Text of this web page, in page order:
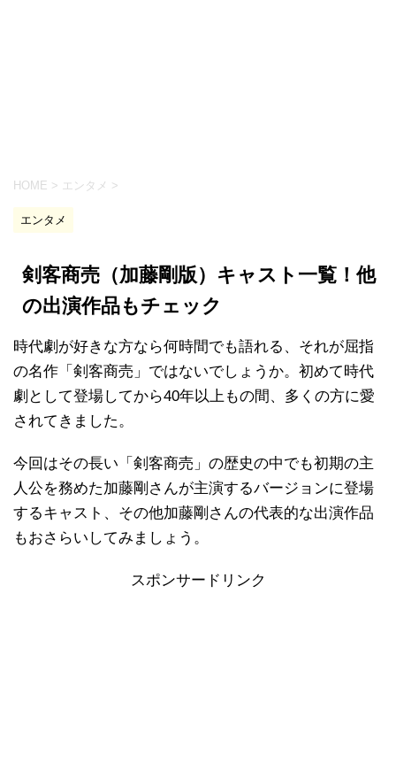
HOME > エンタメ >
エンタメ
剣客商売（加藤剛版）キャスト一覧！他
の出演作品もチェック
時代劇が好きな方なら何時間でも語れる、それが屈指
の名作「剣客商売」ではないでしょうか。初めて時代
劇として登場してから40年以上もの間、多くの方に愛
されてきました。
今回はその長い「剣客商売」の歴史の中でも初期の主
人公を務めた加藤剛さんが主演するバージョンに登場
するキャスト、その他加藤剛さんの代表的な出演作品
もおさらいしてみましょう。
スポンサードリンク